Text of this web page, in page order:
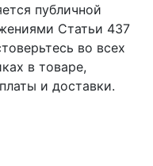
публичной
Статьи 437
во всех
в товаре,
и доставки.